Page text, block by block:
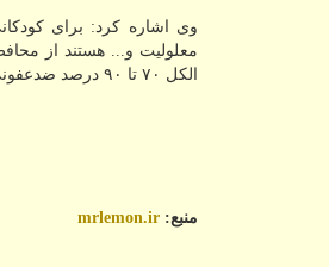
وی اشاره کرد: برای
معلولیت و... هستند از
الکل ۷۰ تا ۹۰ درصد ضدعفونی شوند.
منبع: mrlemon.ir